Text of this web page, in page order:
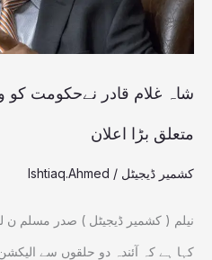
شاہ غلام قادر نےحکومت کو
متعلق بڑا اعلان
کشمیر ڈیجیٹل /
Ishtiaq.Ahmed
نیلم ( کشمیر ڈیجیٹل ) صدر مسلم ن
کہا ہے کہ آئندہ دو حلقوں سے
دی،الیکشن
سے
اعلان